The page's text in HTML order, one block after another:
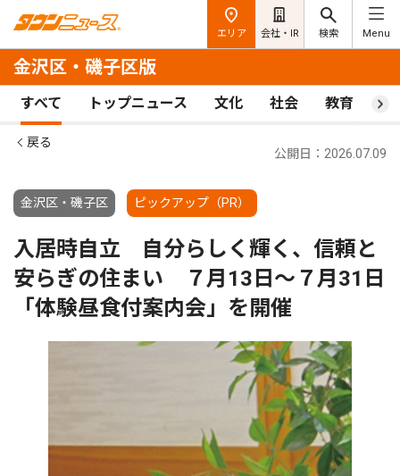
エリア 会社・IR 検索 Menu
金沢区・磯子区版
すべて トップニュース 文化 社会 教育 ス
戻る
金沢区・磯子区 ピックアップ（PR）
公開日：2026.07.09
入居時自立 自分らしく輝く、信頼と
安らぎの住まい ７月13日〜７月31日
「体験昼食付案内会」を開催